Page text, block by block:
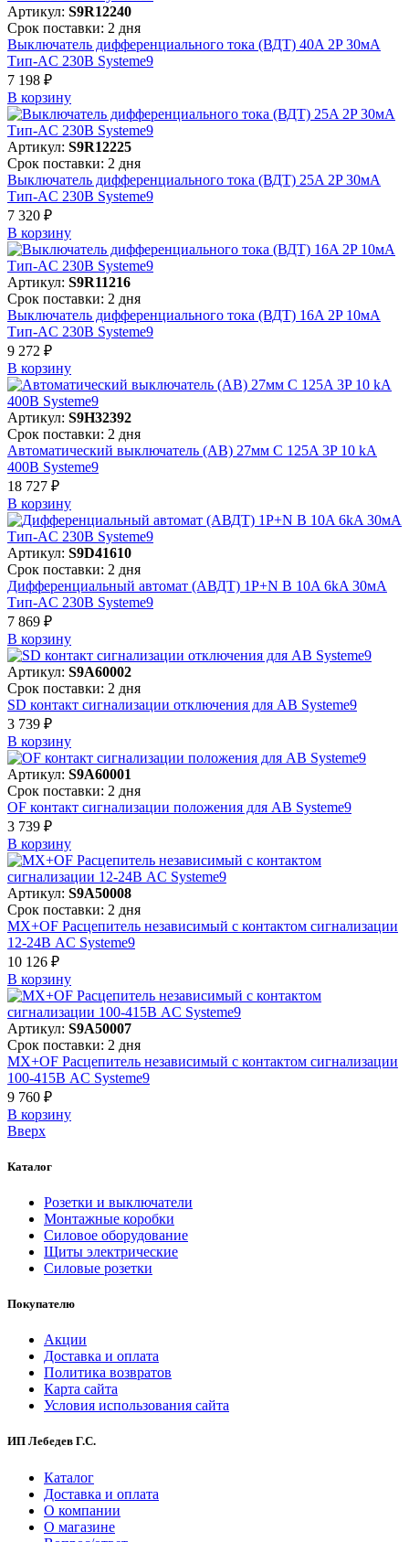
Артикул: S9R12240
Срок поставки: 2 дня
Выключатель дифференциального тока (ВДТ) 40A 2P 30мА
Тип-AC 230В Systeme9
7 198 ₽
В корзинy
Артикул: S9R12225
Срок поставки: 2 дня
Выключатель дифференциального тока (ВДТ) 25A 2P 30мА
Тип-AC 230В Systeme9
7 320 ₽
В корзинy
Артикул: S9R11216
Срок поставки: 2 дня
Выключатель дифференциального тока (ВДТ) 16A 2P 10мА
Тип-AC 230В Systeme9
9 272 ₽
В корзинy
Артикул: S9H32392
Срок поставки: 2 дня
Автоматический выключатель (АВ) 27мм C 125A 3P 10 kA
400В Systeme9
18 727 ₽
В корзинy
Артикул: S9D41610
Срок поставки: 2 дня
Дифференциальный автомат (АВДТ) 1P+N B 10A 6kA 30мА
Тип-AC 230В Systeme9
7 869 ₽
В корзинy
Артикул: S9A60002
Срок поставки: 2 дня
SD контакт сигнализации отключения для АВ Systeme9
3 739 ₽
В корзинy
Артикул: S9A60001
Срок поставки: 2 дня
OF контакт сигнализации положения для АВ Systeme9
3 739 ₽
В корзинy
Артикул: S9A50008
Срок поставки: 2 дня
MX+OF Расцепитель независимый с контактом сигнализации
12-24В AC Systeme9
10 126 ₽
В корзинy
Артикул: S9A50007
Срок поставки: 2 дня
MX+OF Расцепитель независимый с контактом сигнализации
100-415В AC Systeme9
9 760 ₽
В корзинy
Вверх
Каталог
Розетки и выключатели
Монтажные коробки
Силовое оборудование
Щиты электрические
Силовые розетки
Покупателю
Акции
Доставка и оплата
Политика возвратов
Карта сайта
Условия использования сайта
ИП Лебедев Г.С.
Каталог
Доставка и оплата
О компании
О магазине